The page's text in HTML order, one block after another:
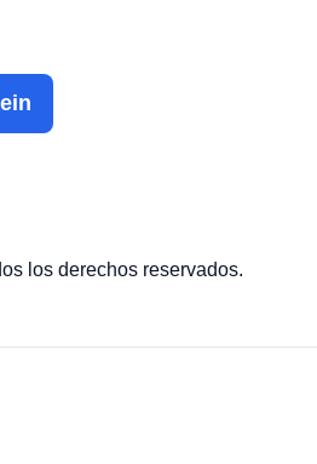
los derechos reservados.